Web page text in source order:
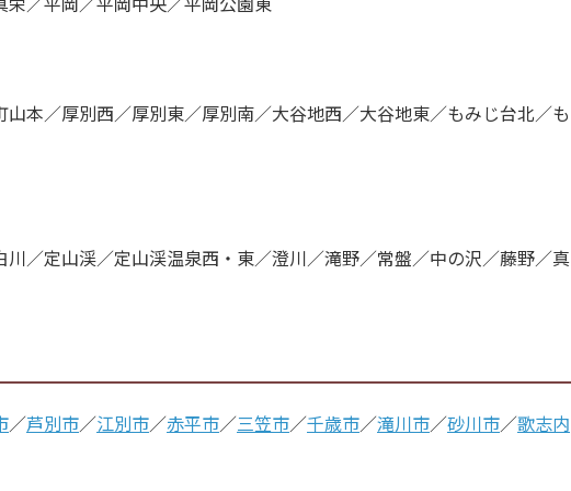
本／厚別西／厚別東／厚別南／大谷地西／大谷地東／もみじ台北／も
／定山渓／定山渓温泉西・東／澄川／滝野／常盤／中の沢／藤野／真
／芦別市／江別市／赤平市／三笠市／千歳市／滝川市／砂川市／歌志内